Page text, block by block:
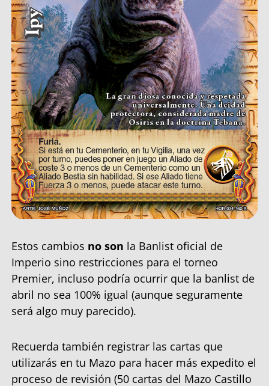
Estos cambios no son la Banlist oficial de
Imperio sino restricciones para el torneo
Premier, incluso podría ocurrir que la banlist de
abril no sea 100% igual (aunque seguramente
será algo muy parecido).
Recuerda también registrar las cartas que
utilizarás en tu Mazo para hacer más expedito el
proceso de revisión (50 cartas del Mazo Castillo